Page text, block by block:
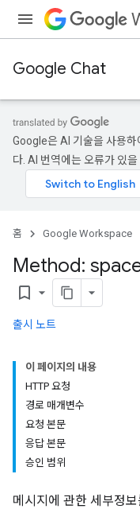
Google Chat
Google은 AI 기술을 사용하
다. AI 번역에는 오류가 있을
홈 Google Workspace
Method:
bookmark_border
출시 노트
이 페이지의 내용
HTTP 요청
경로 매개변수
요청 본문
응답 본문
승인 범위
메시지에 관한 세부정